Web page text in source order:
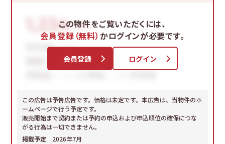
この物件をご覧いただくには、
会員登録（無料） かログインが必要です。
会員登録 ログイン
この広告は予告広告です。価格は未定です。本広告は、当物件のホ
ームページで行う予定です。
販売開始まで契約または予約の申込および申込順位の確保につな
がる行為は一切できません。
掲載予定
2026年7月